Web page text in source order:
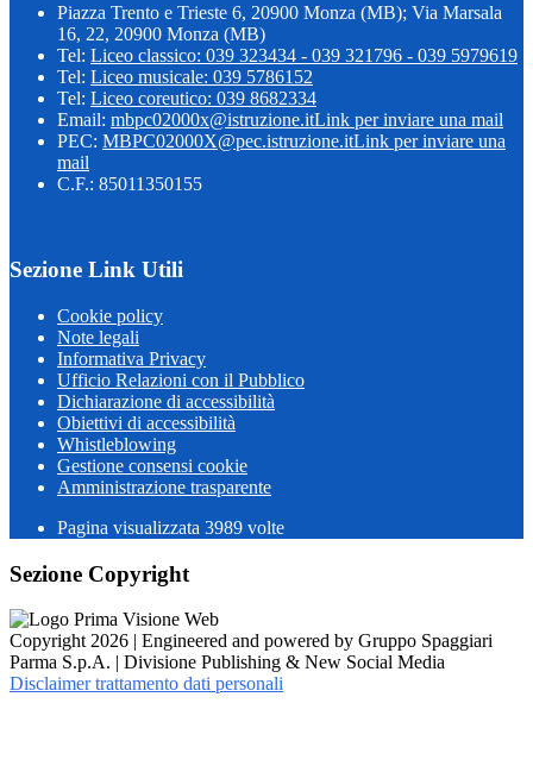
Piazza Trento e Trieste 6, 20900 Monza (MB); Via Marsala
16, 22, 20900 Monza (MB)
Tel: Liceo classico: 039 323434 - 039 321796 - 039 5979619
Tel: Liceo musicale: 039 5786152
Tel: Liceo coreutico: 039 8682334
Email: mbpc02000x@istruzione.itLink per inviare una mail
PEC: MBPC02000X@pec.istruzione.itLink per inviare una
mail
C.F.: 85011350155
Sezione Link Utili
Cookie policy
Note legali
Informativa Privacy
Ufficio Relazioni con il Pubblico
Dichiarazione di accessibilità
Obiettivi di accessibilità
Whistleblowing
Gestione consensi cookie
Amministrazione trasparente
Pagina visualizzata 3989 volte
Sezione Copyright
Copyright 2026 | Engineered and powered by Gruppo Spaggiari
Parma S.p.A. | Divisione Publishing & New Social Media
Disclaimer trattamento dati personali